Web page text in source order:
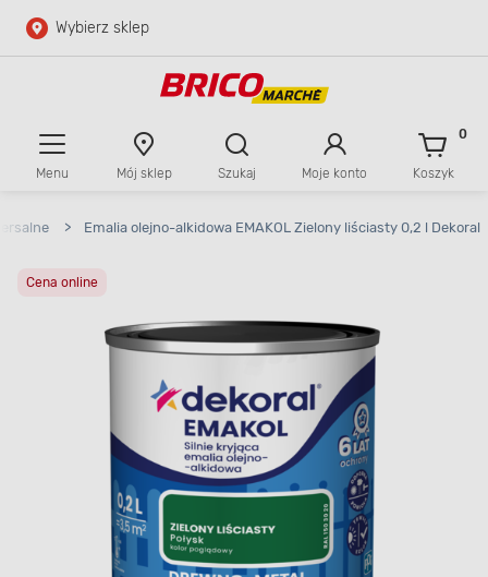
Przejdź do głównej zawartości
Wybierz sklep
Menu Mój sklep Szukaj Moje konto Koszyk
0
> Emalia olejno-alkidowa EMAKOL Zielony liściasty 0,2 l Dekoral
Cena online